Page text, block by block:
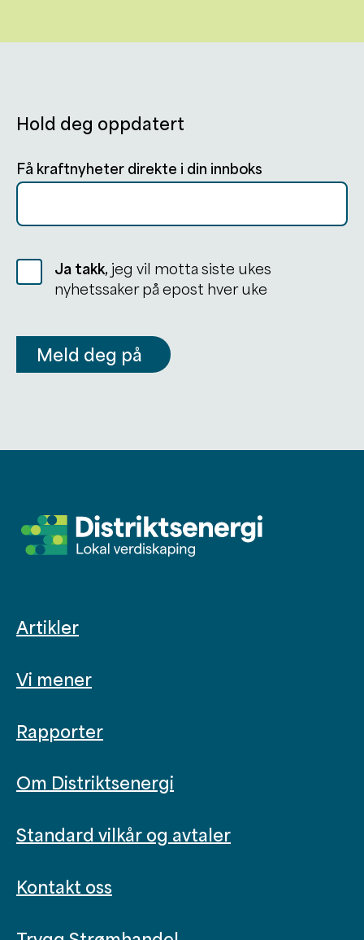
Hold deg oppdatert
Få kraftnyheter direkte i din innboks
Ja takk, jeg vil motta siste ukes
nyhetssaker på epost hver uke
Meld deg på
Artikler
Vi mener
Rapporter
Om Distriktsenergi
Standard vilkår og avtaler
Kontakt oss